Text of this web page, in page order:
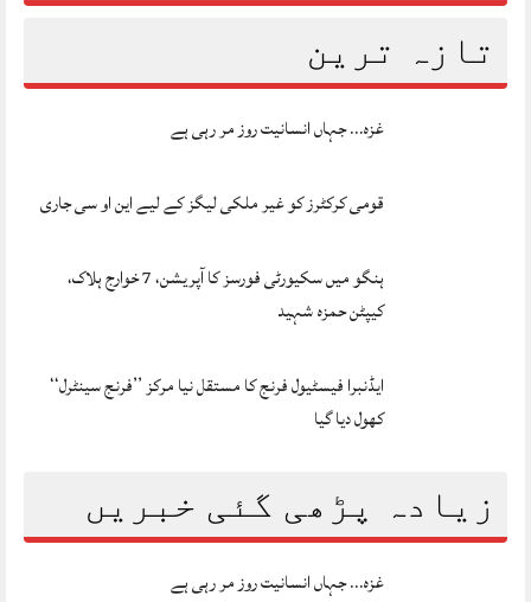
تازہ ترین
غزہ… جہاں انسانیت روز مر رہی ہے
قومی کرکٹرز کو غیر ملکی لیگز کے لیے این او سی جاری
ہنگو میں سکیورٹی فورسز کا آپریشن، 7 خوارج ہلاک،
کیپٹن حمزہ شہید
ایڈنبرا فیسٹیول فرنج کا مستقل نیا مرکز ’’فرنج سینٹرل‘‘
کھول دیا گیا
زیادہ پڑھی گئی خبریں
غزہ… جہاں انسانیت روز مر رہی ہے